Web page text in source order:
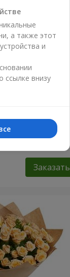
Заказать
а также этот
и
ссылке внизу